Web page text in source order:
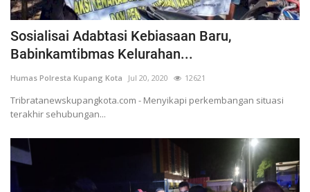
Sosialisai Adabtasi Kebiasaan Baru,
Babinkamtibmas Kelurahan...
Humas Polresta Kupang Kota Jul 20, 2020 12621
Tribratanewskupangkota.com - Menyikapi perkembangan situasi
terakhir sehubungan...